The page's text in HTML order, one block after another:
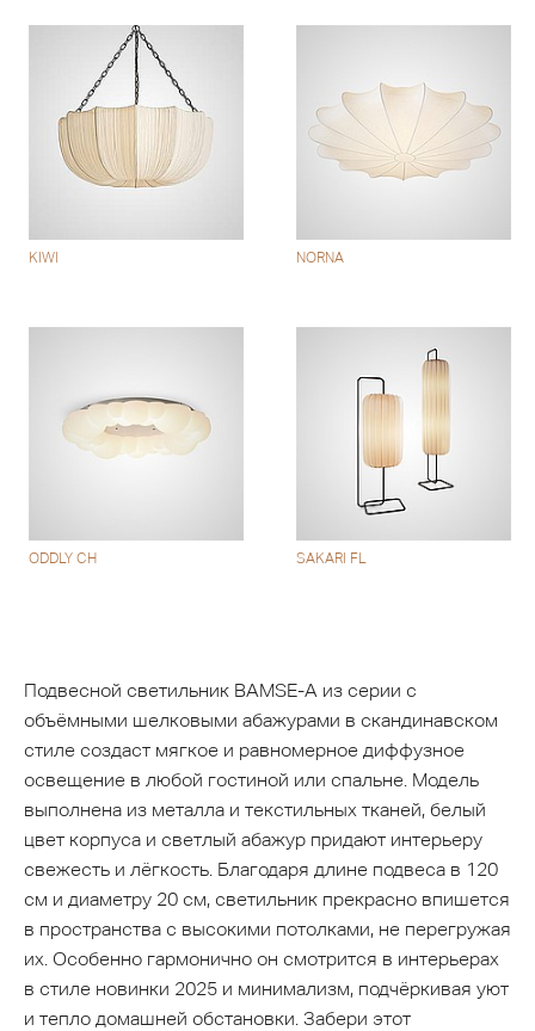
KIWI NORNA
ODDLY CH SAKARI FL
Подвесной светильник BAMSE-A из серии с
объёмными шелковыми абажурами в скандинавском
стиле создаст мягкое и равномерное диффузное
освещение в любой гостиной или спальне. Модель
выполнена из металла и текстильных тканей, белый
цвет корпуса и светлый абажур придают интерьеру
свежесть и лёгкость. Благодаря длине подвеса в 120
см и диаметру 20 см, светильник прекрасно впишется
в пространства с высокими потолками, не перегружая
их. Особенно гармонично он смотрится в интерьерах
в стиле новинки 2025 и минимализм, подчёркивая уют
и тепло домашней обстановки. Забери этот